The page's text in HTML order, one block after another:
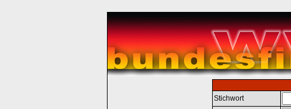
Stichwort